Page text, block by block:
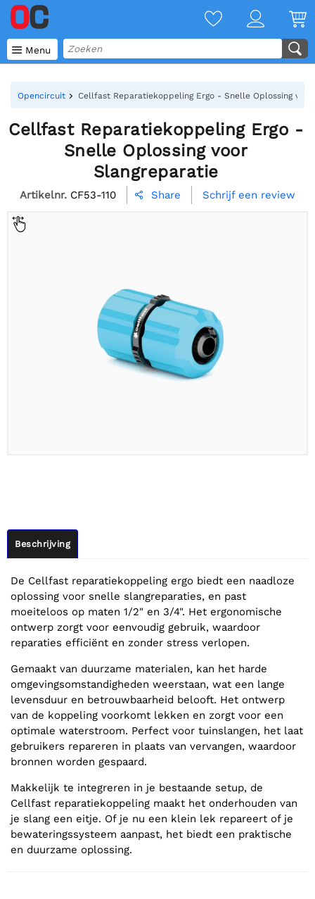
 Menu
Opencircuit Cellfast Reparatiekoppeling Ergo - Snelle Oplossing
Cellfast Reparatiekoppeling Ergo -
Snelle Oplossing voor
Slangreparatie
Artikelnr. CF53-110  Share Schrijf een review
Beschrijving
De Cellfast reparatiekoppeling ergo biedt een naadloze
oplossing voor snelle slangreparaties, en past
moeiteloos op maten 1/2" en 3/4". Het ergonomische
ontwerp zorgt voor eenvoudig gebruik, waardoor
reparaties efficiënt en zonder stress verlopen.
Gemaakt van duurzame materialen, kan het harde
omgevingsomstandigheden weerstaan, wat een lange
levensduur en betrouwbaarheid belooft. Het ontwerp
van de koppeling voorkomt lekken en zorgt voor een
optimale waterstroom. Perfect voor tuinslangen, het laat
gebruikers repareren in plaats van vervangen, waardoor
bronnen worden gespaard.
Makkelijk te integreren in je bestaande setup, de
Cellfast reparatiekoppeling maakt het onderhouden van
je slang een eitje. Of je nu een klein lek repareert of je
bewateringssysteem aanpast, het biedt een praktische
en duurzame oplossing.